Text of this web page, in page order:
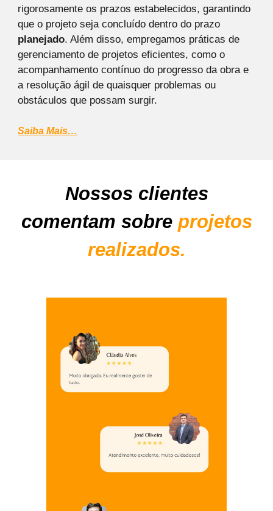
rigorosamente os prazos estabelecidos, garantindo
que o projeto seja concluído dentro do prazo
planejado. Além disso, empregamos práticas de
gerenciamento de projetos eficientes, como o
acompanhamento contínuo do progresso da obra e
a resolução ágil de quaisquer problemas ou
obstáculos que possam surgir.
Saiba Mais…
Nossos clientes
comentam sobreprojetos
realizados.